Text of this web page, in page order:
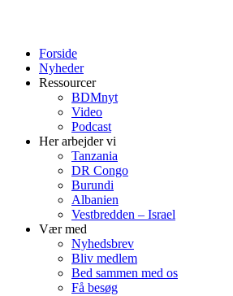
Forside
Nyheder
Ressourcer
BDMnyt
Video
Podcast
Her arbejder vi
Tanzania
DR Congo
Burundi
Albanien
Vestbredden – Israel
Vær med
Nyhedsbrev
Bliv medlem
Bed sammen med os
Få besøg